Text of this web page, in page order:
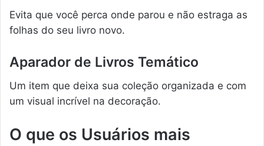
Evita que você perca onde parou e não estraga as
folhas do seu livro novo.
Aparador de Livros Temático
Um item que deixa sua coleção organizada e com
um visual incrível na decoração.
O que os Usuários mais